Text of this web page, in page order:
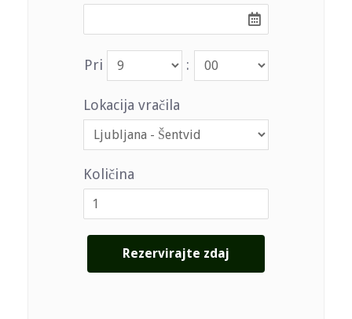
Pri :
Lokacija vračila
Količina